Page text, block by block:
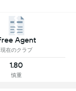
Agent
現在のクラブ
1.80
慎重